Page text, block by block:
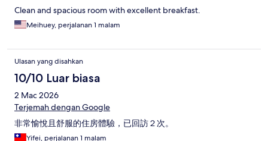
Clean and spacious room with excellent breakfast.
Meihuey, perjalanan 1 malam
Ulasan yang disahkan
10/10 Luar biasa
2 Mac 2026
Terjemah dengan Google
非常愉悅且舒服的住房體驗，已回訪２次。
Yifei, perjalanan 1 malam